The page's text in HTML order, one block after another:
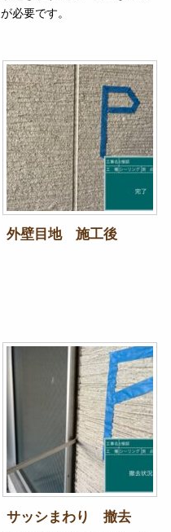
が必要です。
外壁目地 施工後
サッシまわり 撤去